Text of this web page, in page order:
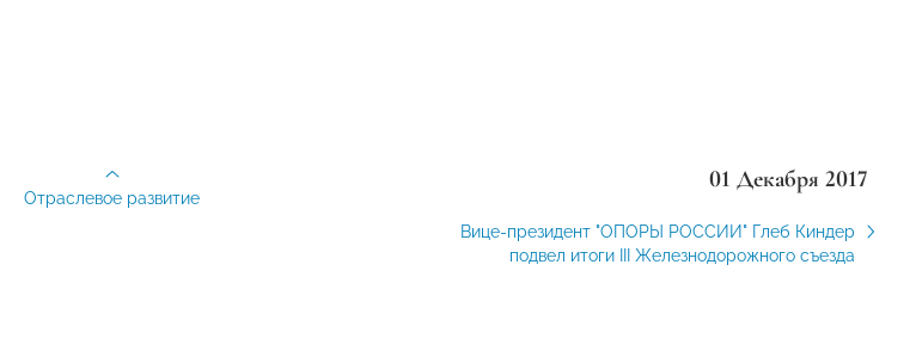
01 Декабря 2017
Вице-президент "ОПОРЫ РОССИИ" Глеб Киндер
подвел итоги III Железнодорожного съезда
Отраслевое развитие